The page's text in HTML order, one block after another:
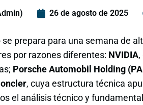
26 de agosto de 2025
se prepara para una semana de
por razones diferentes: NVIDIA
Porsche Automobil Holding
, cuya estructura técnica
el análisis técnico y